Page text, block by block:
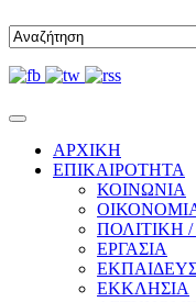
ΑΡΧΙΚΗ
ΕΠΙΚΑΙΡΟΤΗΤΑ
ΚΟΙΝΩΝΙΑ
ΠΟΛΙΤΙΚΗ
ΕΡΓΑΣΙΑ
ΕΚΚΛΗΣΙΑ